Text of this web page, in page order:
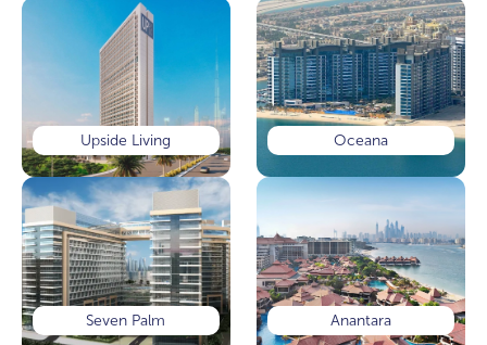
Upside Living Oceana
Seven Palm Anantara